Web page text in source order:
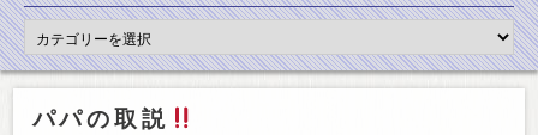
パパの取説